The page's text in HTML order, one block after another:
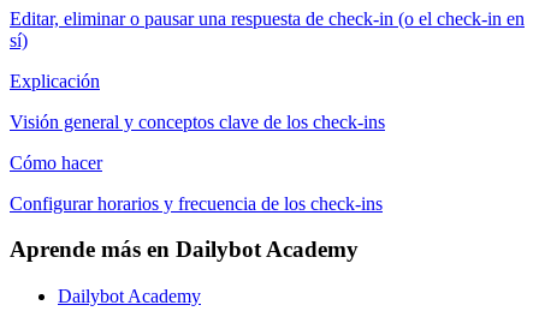
Editar, eliminar o pausar una respuesta de check-in (o el check-in en
sí)
Explicación
Visión general y conceptos clave de los check-ins
Cómo hacer
Configurar horarios y frecuencia de los check-ins
Aprende más en Dailybot Academy
Dailybot Academy